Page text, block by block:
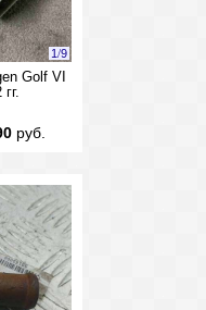
1/9
Golf VI
руб.